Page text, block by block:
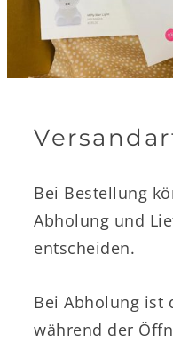
Bei Bestellung
Abholung und
entscheiden.
Bei Abholung ist
während der